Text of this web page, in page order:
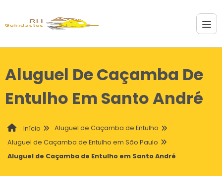
Aluguel De Caçamba De
Entulho Em Santo André
Início
Aluguel de Caçamba de Entulho
Aluguel de Caçamba de Entulho em São Paulo
Aluguel de Caçamba de Entulho em Santo André